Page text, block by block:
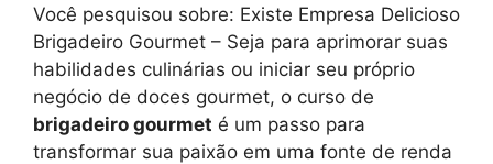
Você pesquisou sobre: Existe Empresa Delicioso
Brigadeiro Gourmet – Seja para aprimorar suas
habilidades culinárias ou iniciar seu próprio
negócio de doces gourmet, o curso de
brigadeiro gourmet é um passo para
transformar sua paixão em uma fonte de renda